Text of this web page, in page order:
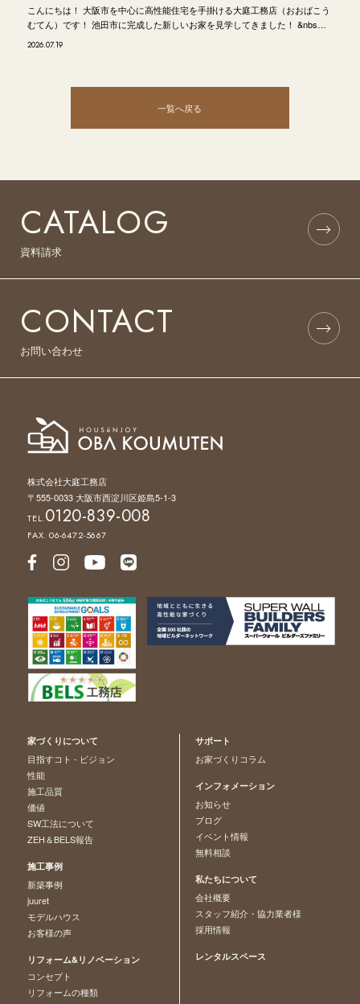
こんにちは！ 大阪市を中心に高性能住宅を手掛ける大庭工務店（おおばこう
むてん）です！ 池田市に完成した新しいお家を見学してきました！ &nbs…
2026.07.19
一覧へ戻る
CATALOG
資料請求
CONTACT
お問い合わせ
株式会社大庭工務店
〒555-0033 大阪市西淀川区姫島5-1-3
TEL.0120-839-008
FAX. 06-6472-5667
家づくりについて
目指すコト - ビジョン
性能
施工品質
価値
SW工法について
ZEH＆BELS報告
施工事例
新築事例
juuret
モデルハウス
お客様の声
リフォーム&リノベーション
コンセプト
リフォームの種類
サポート
お家づくりコラム
インフォメーション
お知らせ
ブログ
イベント情報
無料相談
私たちについて
会社概要
スタッフ紹介・協力業者様
採用情報
レンタルスペース